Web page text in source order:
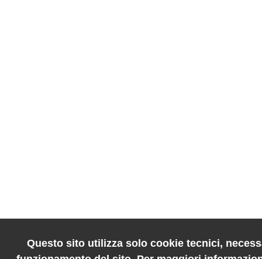
Questo sito utilizza solo cookie tecnici,